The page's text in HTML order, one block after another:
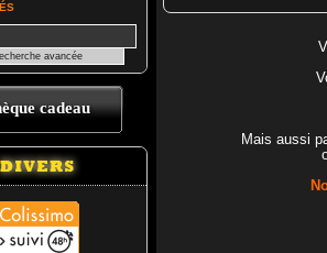
cadeau
Mais aussi